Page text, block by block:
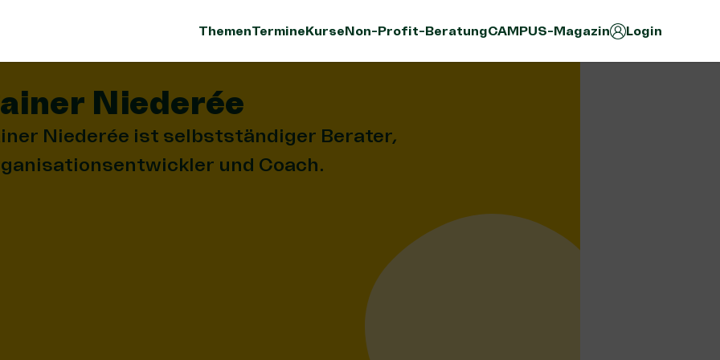
ThemenTermineKurseNon-Profit-BeratungCAMPUS-Magazin Login
Niederée
Niederée ist selbstständiger Berater,
und Coach.